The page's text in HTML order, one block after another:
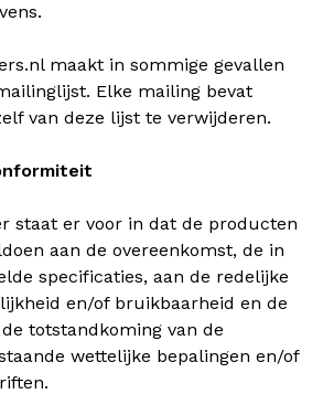
maakt in sommige gevallen
Elke mailing bevat
van deze lijst te verwijderen.
staat er voor in dat de producten
aan de overeenkomst, de in
specificaties, aan de redelijke
en/of bruikbaarheid en de
totstandkoming van de
wettelijke bepalingen en/of